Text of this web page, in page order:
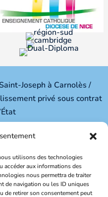
utilisons des technologies
accéder aux informations des
nous permettra de traiter
de navigation ou les ID uniques
de retirer son consentement peut
Joseph à Carnolès /
privé sous contrat
et technologique
Joseph
Briand